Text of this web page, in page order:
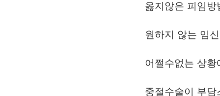
옳지않은 피임
원하지 않는 임
어쩔수없는 상
중절수술이 부